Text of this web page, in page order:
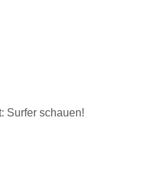
Surfer schauen!